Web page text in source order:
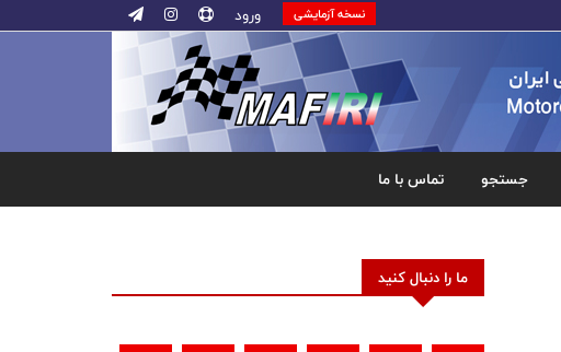
نسخه آزمایشی ورود
جستجو تماس با ما
ما را دنبال کنید